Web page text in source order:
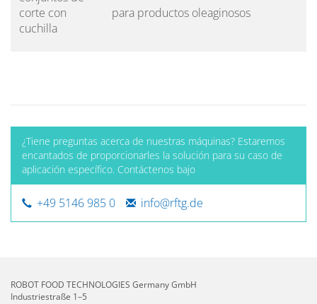
corte con
cuchilla
para productos oleaginosos
¿Tiene preguntas acerca de nuestras máquinas? Estaremos
encantados de proporcionarles la solución para su caso de
aplicación específico. Contáctenos bajo
+49 5146 985 0 info@rftg.de
ROBOT FOOD TECHNOLOGIES Germany GmbH
Industriestraße 1–5